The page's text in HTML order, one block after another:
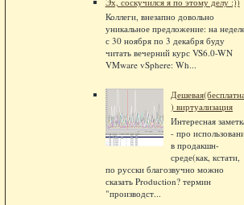
Коллеги, внезапно довольно
уникальное предложение: на
с 30 ноября по 3 декабря буду
читать вечерний курс VS6.0-WN
VMware vSphere: Wh...
) виртуализация
Интересная
- про
в продакшн-
среде(как, кстати,
по русски благозвучно можно
сказать Production? термин
"производст...